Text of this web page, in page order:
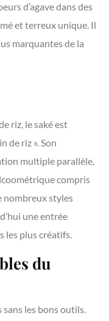
d’agave dans des
et terreux unique. Il
marquantes de la
riz, le saké est
de riz ». Son
multiple parallèle,
compris
nombreux styles
une entrée
les plus créatifs.
du
les bons outils.